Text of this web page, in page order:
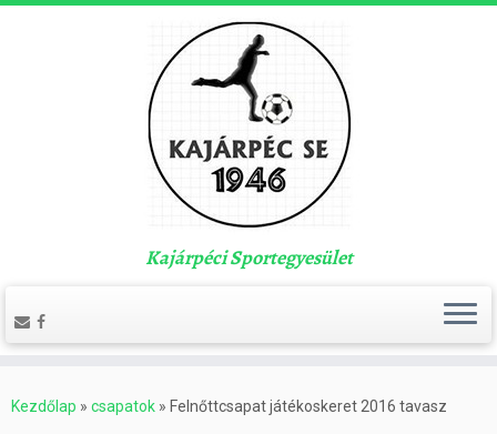
Kajárpéci Sportegyesület
Kezdőlap » csapatok » Felnőttcsapat játékoskeret 2016 tavasz